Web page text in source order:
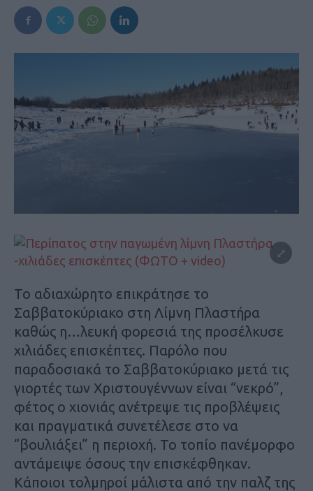
Το αδιαχώρητο επικράτησε το
Σαββατοκύριακο στη Λίμνη Πλαστήρα
καθώς η…λευκή φορεσιά της προσέλκυσε
χιλιάδες επισκέπτες. Παρόλο που
παραδοσιακά το Σαββατοκύριακο μετά τις
γιορτές των Χριστουγέννων είναι “νεκρό”,
φέτος ο χιονιάς ανέτρεψε τις προβλέψεις
και πραγματικά συνετέλεσε στο να
“βουλιάξει” η περιοχή. Το τοπίο πανέμορφο
αντάμειψε όσους την επισκέφθηκαν.
Κάποιοι τολμηροί μάλιστα από την παλζ της